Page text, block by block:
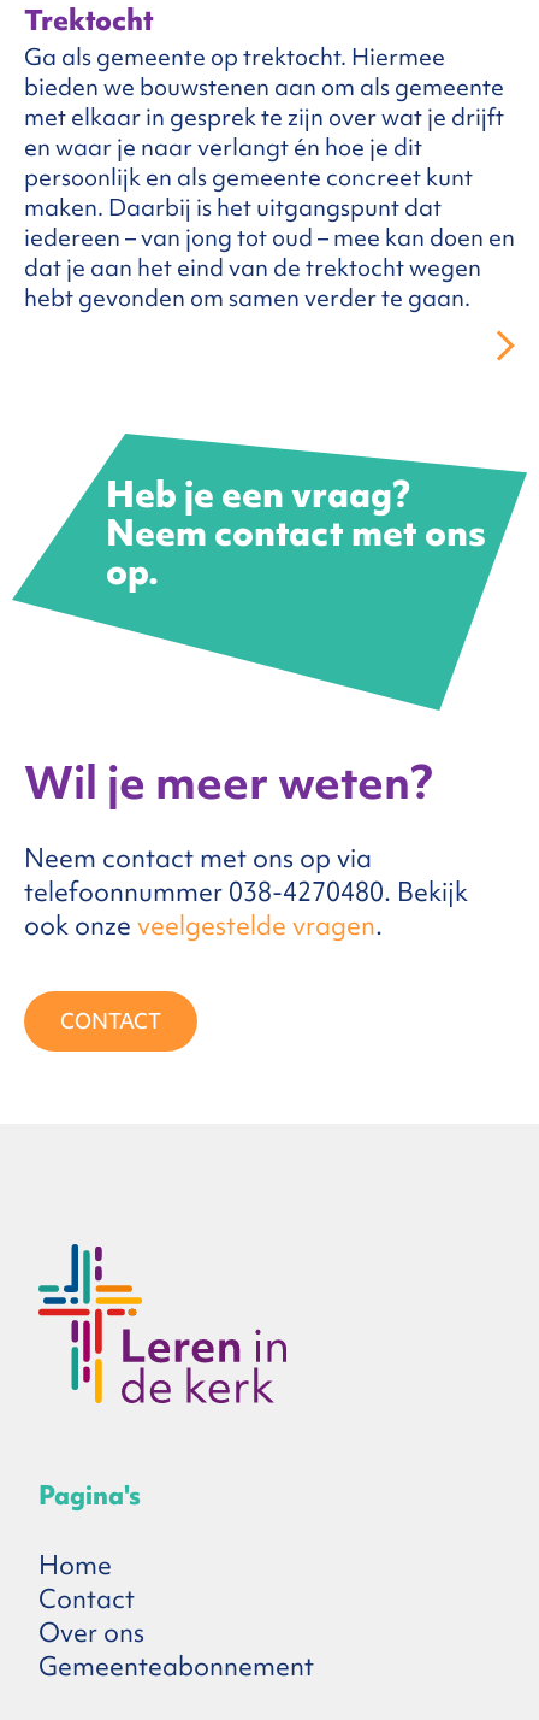
Trektocht
Ga als gemeente op trektocht. Hiermee
bieden we bouwstenen aan om als gemeente
met elkaar in gesprek te zijn over wat je drijft
en waar je naar verlangt én hoe je dit
persoonlijk en als gemeente concreet kunt
maken. Daarbij is het uitgangspunt dat
iedereen – van jong tot oud – mee kan doen en
dat je aan het eind van de trektocht wegen
hebt gevonden om samen verder te gaan.
Heb je een vraag?
Neem contact met ons
op.
Wil je meer weten?
Neem contact met ons op via
telefoonnummer 038-4270480. Bekijk
ook onze veelgestelde vragen.
CONTACT
Pagina's
Home
Contact
Over ons
Gemeenteabonnement